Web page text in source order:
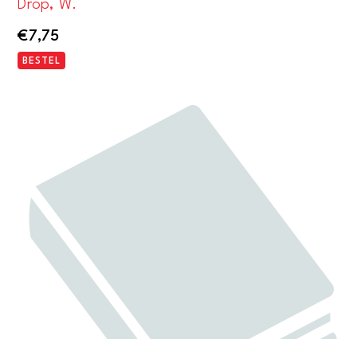
Drop, W.
€7,75
BESTEL